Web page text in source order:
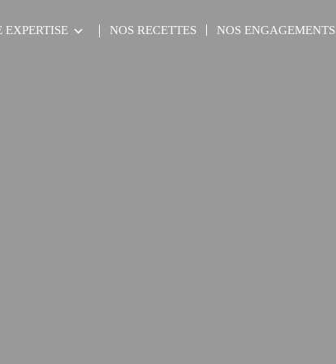
EXPERTISE NOS RECETTES NOS ENGAGEMENTS